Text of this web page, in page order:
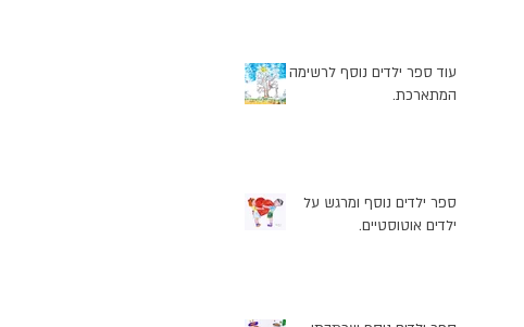
עוד ספר ילדים נוסף לרשימה
המתארכת.
ספר ילדים נוסף ומרגש על
ילדים אוטוסטיים.